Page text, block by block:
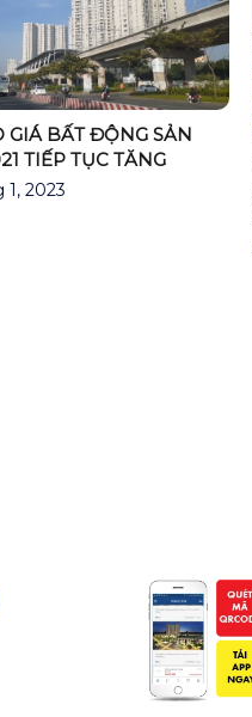
GIÁ BẤT ĐỘNG SẢN
TIẾP TỤC TĂNG
1, 2023